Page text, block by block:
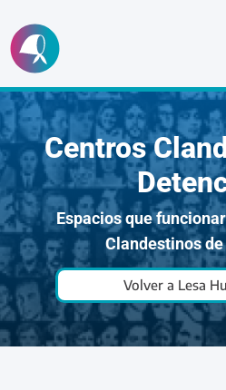
Ir
al
contenido
Centros
Espacios que
Clandestinos
Volver a Lesa